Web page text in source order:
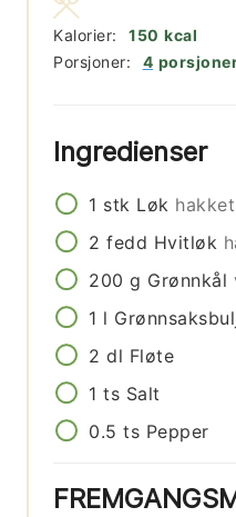
Porsjoner: 4
Kalorier: 150 kcal
Ingredienser
1 stk Løk hakket
2 fedd Hvitløk
200 g Grønnkål
1 l
2 dl Fløte
1 ts Salt
0.5 ts Pepper